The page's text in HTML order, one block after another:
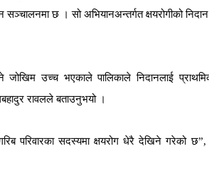
सञ्चालनमा छ । सो अभियानअन्तर्गत क्षयरोगीको निदान
जोखिम उच्च भएकाले पालिकाले निदानलाई
रावलले बताउनुभयो ।
परिवारका सदस्यमा क्षयरोग धेरै देखिने गरेको छ